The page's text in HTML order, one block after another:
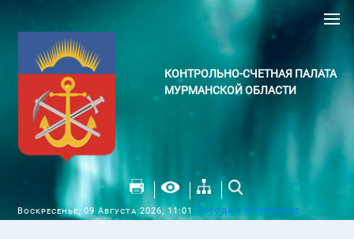
КОНТРОЛЬНО-СЧЕТНАЯ ПАЛАТА
МУРМАНСКОЙ ОБЛАСТИ
Воскресенье, 09 Августа 2026, 11:01 Погода в Мурманске